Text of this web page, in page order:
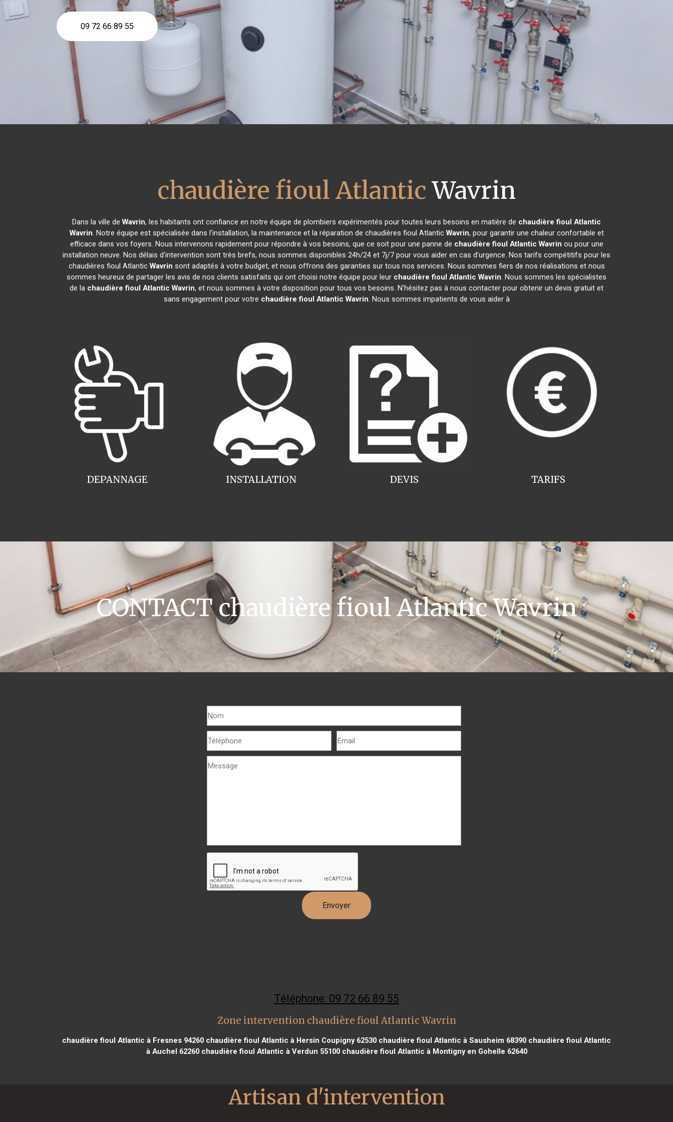
09 72 66 89 55
chaudière fioul Atlantic Wavrin
Dans la ville de Wavrin, les habitants ont confiance en notre équipe de plombiers expérimentés pour toutes leurs besoins en matière de chaudière fioul Atlantic
Wavrin. Notre équipe est spécialisée dans l'installation, la maintenance et la réparation de chaudières fioul Atlantic Wavrin, pour garantir une chaleur confortable et
efficace dans vos foyers. Nous intervenons rapidement pour répondre à vos besoins, que ce soit pour une panne de chaudière fioul Atlantic Wavrin ou pour une
installation neuve. Nos délais d'intervention sont très brefs, nous sommes disponibles 24h/24 et 7j/7 pour vous aider en cas d'urgence. Nos tarifs compétitifs pour les
chaudières fioul Atlantic Wavrin sont adaptés à votre budget, et nous offrons des garanties sur tous nos services. Nous sommes fiers de nos réalisations et nous
sommes heureux de partager les avis de nos clients satisfaits qui ont choisi notre équipe pour leur chaudière fioul Atlantic Wavrin. Nous sommes les spécialistes
de la chaudière fioul Atlantic Wavrin, et nous sommes à votre disposition pour tous vos besoins. N'hésitez pas à nous contacter pour obtenir un devis gratuit et
sans engagement pour votre chaudière fioul Atlantic Wavrin. Nous sommes impatients de vous aider à
INSTALLATION
DEPANNAGE TARIFS
DEVIS
CONTACT chaudière fioul Atlantic Wavrin
Téléphone: 09 72 66 89 55
Zone intervention chaudière fioul Atlantic Wavrin
chaudière fioul Atlantic à Fresnes 94260 chaudière fioul Atlantic à Hersin Coupigny 62530 chaudière fioul Atlantic à Sausheim 68390 chaudière fioul Atlantic
à Auchel 62260chaudière fioul Atlantic à Verdun 55100chaudière fioul Atlantic à Montigny en Gohelle 62640
Artisan d'intervention